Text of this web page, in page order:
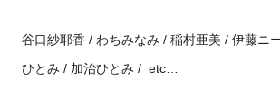
谷口紗耶香 / わちみなみ / 稲村亜美 / 伊藤ニ
ひとみ / 加治ひとみ / etc…